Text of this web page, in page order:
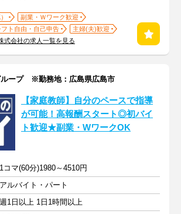
副業・Ｗワーク歓迎
フト自由・自己申告
主婦(夫)歓迎
式会社の求人一覧を見る
ループ ※勤務地：広島県広島市
【家庭教師】自分のペースで指導
が可能！高報酬スタート◎初バイ
ト歓迎★副業・WワークOK
1コマ(60分)1980～4510円
アルバイト・パート
週1日以上 1日1時間以上